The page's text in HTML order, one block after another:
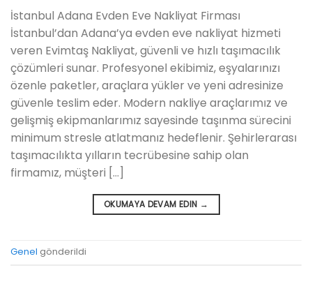
İstanbul Adana Evden Eve Nakliyat Firması
İstanbul’dan Adana’ya evden eve nakliyat hizmeti
veren Evimtaş Nakliyat, güvenli ve hızlı taşımacılık
çözümleri sunar. Profesyonel ekibimiz, eşyalarınızı
özenle paketler, araçlara yükler ve yeni adresinize
güvenle teslim eder. Modern nakliye araçlarımız ve
gelişmiş ekipmanlarımız sayesinde taşınma sürecini
minimum stresle atlatmanız hedeflenir. Şehirlerarası
taşımacılıkta yılların tecrübesine sahip olan
firmamız, müşteri […]
OKUMAYA DEVAM EDIN →
Genel gönderildi